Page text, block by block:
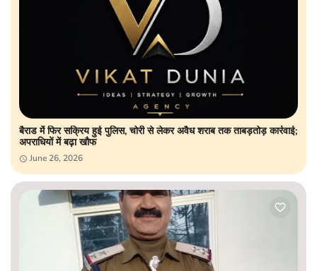
बैराड में फिर सक्रिय हुई पुलिस, चोरी से लेकर अवैध शराब तक ताबड़तोड़ कार्रवाई;
अपराधियों में बढ़ा खौफ
June 26, 2026